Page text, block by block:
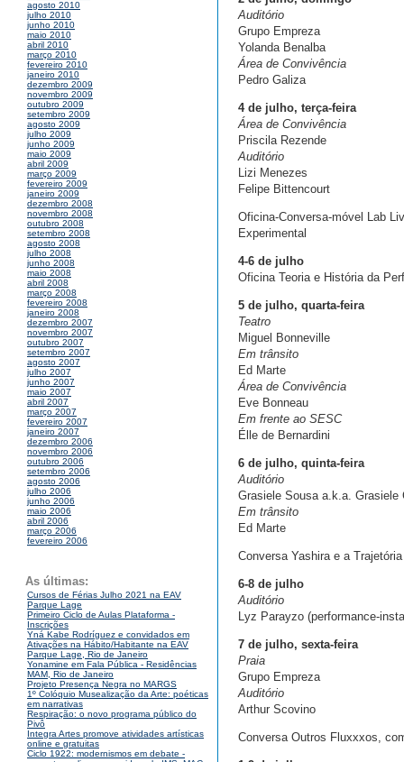
agosto 2010
julho 2010
junho 2010
maio 2010
abril 2010
março 2010
fevereiro 2010
janeiro 2010
dezembro 2009
novembro 2009
outubro 2009
setembro 2009
agosto 2009
julho 2009
junho 2009
maio 2009
abril 2009
março 2009
fevereiro 2009
janeiro 2009
dezembro 2008
novembro 2008
outubro 2008
setembro 2008
agosto 2008
julho 2008
junho 2008
maio 2008
abril 2008
março 2008
fevereiro 2008
janeiro 2008
dezembro 2007
novembro 2007
outubro 2007
setembro 2007
agosto 2007
julho 2007
junho 2007
maio 2007
abril 2007
março 2007
fevereiro 2007
janeiro 2007
dezembro 2006
novembro 2006
outubro 2006
setembro 2006
agosto 2006
julho 2006
junho 2006
maio 2006
abril 2006
março 2006
fevereiro 2006
As últimas:
Cursos de Férias Julho 2021 na EAV
Parque Lage
Primeiro Ciclo de Aulas Plataforma -
Inscrições
Yná Kabe Rodríguez e convidados em
Ativações na Hábito/Habitante na EAV
Parque Lage, Rio de Janeiro
Yonamine em Fala Pública - Residências
MAM, Rio de Janeiro
Projeto Presença Negra no MARGS
1º Colóquio Musealização da Arte: poéticas
em narrativas
Respiração: o novo programa público do
Pivô
Integra Artes promove atividades artísticas
online e gratuitas
Ciclo 1922: modernismos em debate -
Auditório
Grupo Empreza
Yolanda Benalba
Área de Convivência
Pedro Galiza
4 de julho, terça-feira
Área de Convivência
Priscila Rezende
Auditório
Lizi Menezes
Felipe Bittencourt
Oficina-Conversa-móvel Lab
Experimental
4-6 de julho
Oficina Teoria e História da
5 de julho, quarta-feira
Teatro
Miguel Bonneville
Em trânsito
Ed Marte
Área de Convivência
Eve Bonneau
Em frente ao SESC
Élle de Bernardini
6 de julho, quinta-feira
Auditório
Grasiele Sousa a.k.a. Grasiele
Em trânsito
Ed Marte
Conversa Yashira e a
6-8 de julho
Auditório
Lyz Parayzo (performance-
7 de julho, sexta-feira
Praia
Grupo Empreza
Auditório
Arthur Scovino
Conversa Outros Fluxxxos,